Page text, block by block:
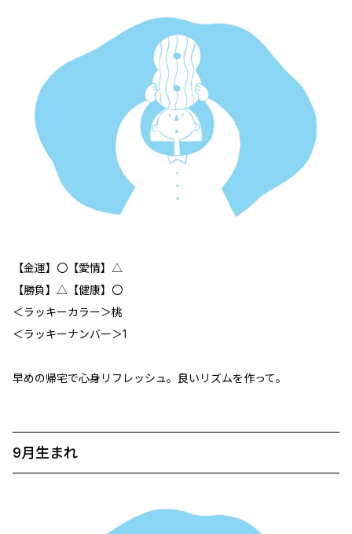
【金運】〇【愛情】△
【勝負】△【健康】〇
＜ラッキーカラー＞桃
＜ラッキーナンバー＞1
早めの帰宅で心身リフレッシュ。良いリズムを作って。
9月生まれ